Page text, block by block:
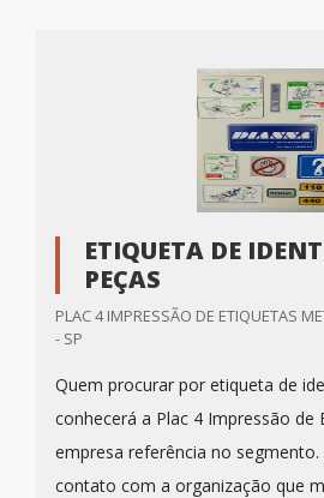
ETIQUETA DE
PEÇAS
PLAC 4 IMPRESSÃO DE ETIQUETAS
- SP
Quem procurar por etiqueta de
conhecerá a Plac 4 Impressão de
empresa referência no
contato com a organização que